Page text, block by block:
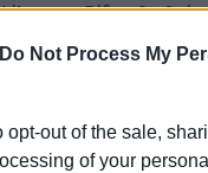
Do Not Process My
opt-out of the sale,
of your
του Βίδο» θα
Δημοτικού
να παρουσιάσει τα
ζητώντας από τη
για όλες τις